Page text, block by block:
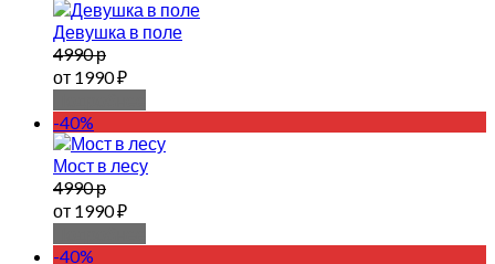
Девушка в поле
4990 р
от 1990 ₽
-40%
Мост в лесу
4990 р
от 1990 ₽
-40%